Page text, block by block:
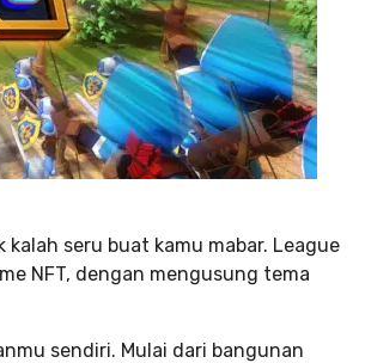
seru buat kamu mabar. League
NFT, dengan mengusung tema
sendiri. Mulai dari bangunan